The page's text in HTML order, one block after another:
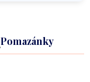
Pomazánky